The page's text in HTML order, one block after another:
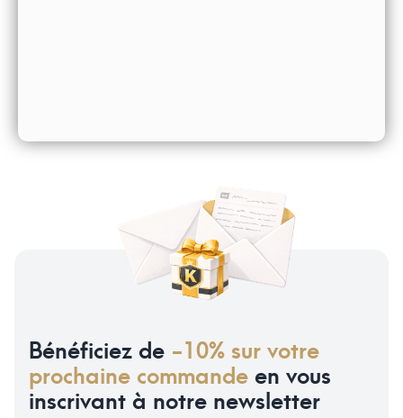
Bénéficiez de -10% sur votre
prochaine commandeen vous
inscrivant à notre newsletter